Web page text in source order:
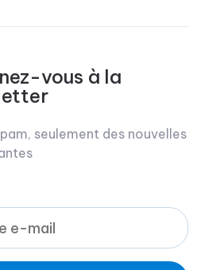
vous à la
seulement des nouvelles